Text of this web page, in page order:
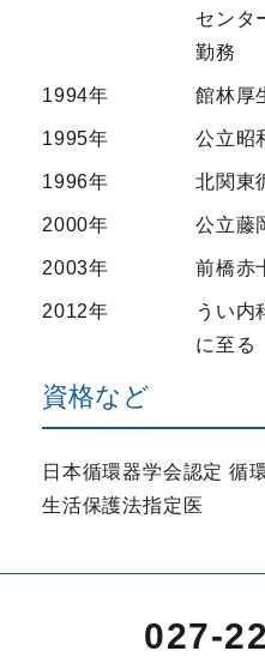
センタ
勤務
1994年 館林厚
1995年 公立昭
1996年 北関東
2000年 公立藤
2003年 前橋
2012年
うい
に至る
資格など
日本循環器学会認定 循
生活保護法指定医
027-